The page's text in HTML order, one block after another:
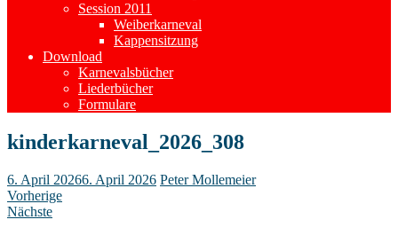
Session 2011
Weiberkarneval
Kappensitzung
Download
Karnevalsbücher
Liederbücher
Formulare
kinderkarneval_2026_308
6. April 20266. April 2026 Peter Mollemeier
Vorherige
Nächste